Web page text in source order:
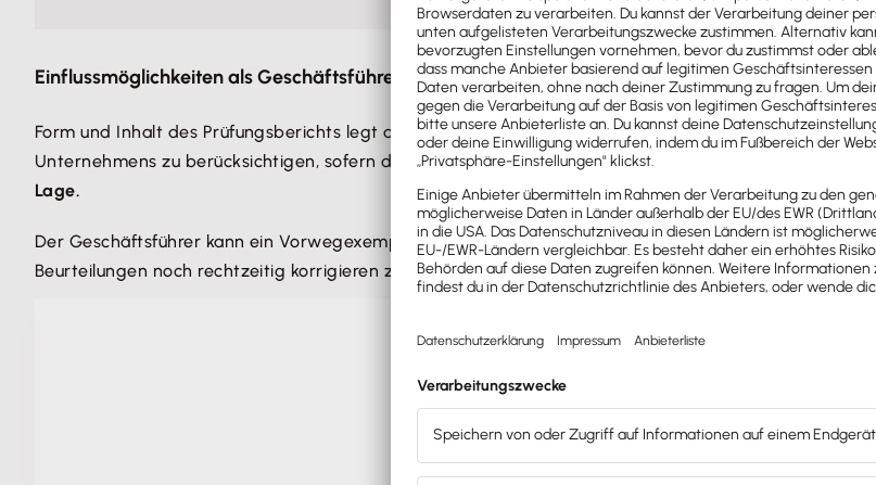
Einflussmöglichkeiten als Geschäftsführer
Form und Inhalt des Prüfungsberichts legt der Abschlussprüfer in eigener Verantwortung fest. Er
Unternehmens zu berücksichtigen, sofern diese nicht mit den gesetzlichen Berichtspflichten
Lage.
Der Geschäftsführer kann ein Vorwegexemplar des Berichts zur Stellungnahme erbitten. Er muss
Beurteilungen noch rechtzeitig korrigieren zu lassen und um Beanstandungen durch den Prüfer noch